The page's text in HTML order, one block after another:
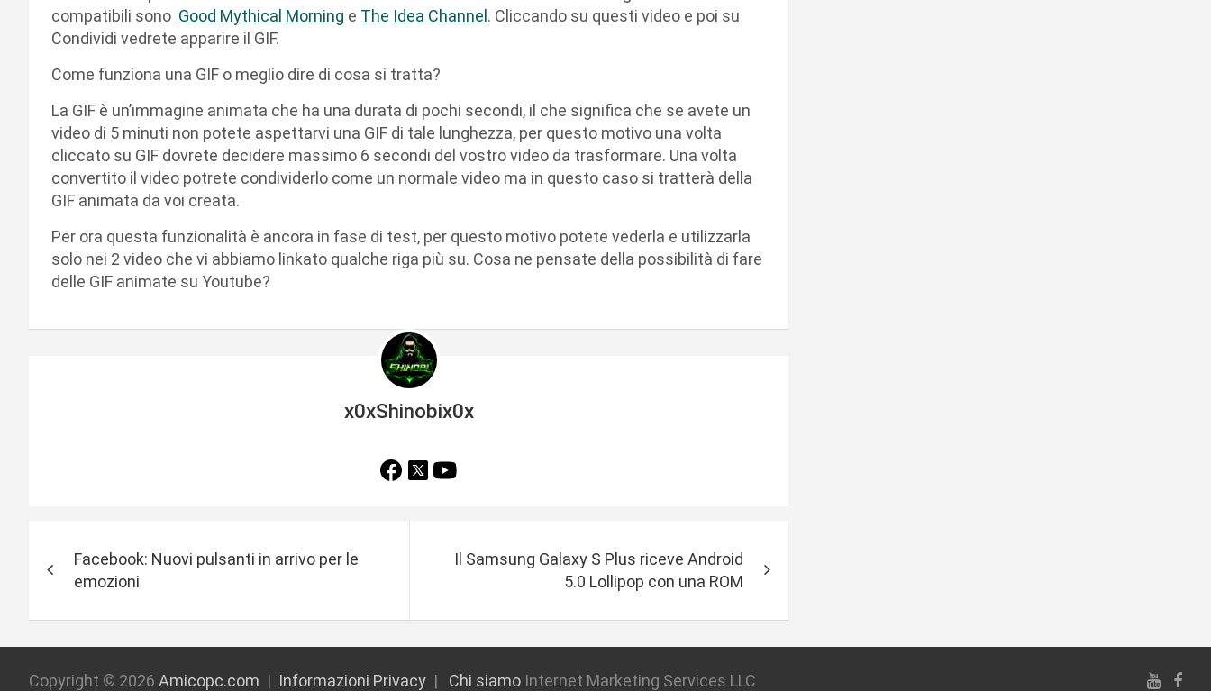
compatibili sono Good Mythical Morning e The Idea Channel . Cliccando su questi video e poi su
Condividi vedrete apparire il GIF.
Come funziona una GIF o meglio dire di cosa si tratta?
La GIF è un’immagine animata che ha una durata di pochi secondi, il che significa che se avete un
video di 5 minuti non potete aspettarvi una GIF di tale lunghezza, per questo motivo una volta
cliccato su GIF dovrete decidere massimo 6 secondi del vostro video da trasformare. Una volta
convertito il video potrete condividerlo come un normale video ma in questo caso si tratterà della
GIF animata da voi creata.
Per ora questa funzionalità è ancora in fase di test, per questo motivo potete vederla e utilizzarla
solo nei 2 video che vi abbiamo linkato qualche riga più su. Cosa ne pensate della possibilità di fare
delle GIF animate su Youtube?
x0xShinobix0x
v
i
Facebook: Nuovi pulsanti in arrivo per le
emozioni
Il Samsung Galaxy S Plus riceve Android
5.0 Lollipop con una ROM
Copyright © 2026 Amicopc.com Informazioni Privacy Chi siamo Internet Marketing Services LLC